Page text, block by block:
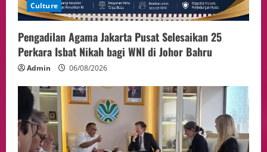
Culture
Pengadilan Agama Jakarta Pusat Selesaikan 25
Perkara Isbat Nikah bagi WNI di Johor Bahru
Admin 06/08/2026